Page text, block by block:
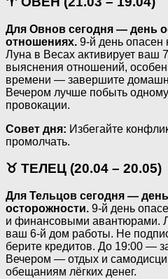
Для Овнов сегодня — день
отношениях. 9-й день опасен
Луна в Весах активирует ваш
выяснения отношений,
времени — завершите
Вечером лучше побыть
провокации.
Совет дня: Избегайте
промолчать.
♉ ТЕЛЕЦ (20.04 – 20.05)
Для Тельцов сегодня —
осторожности. 9-й день
и финансовыми авантюрами.
ваш 6-й дом работы. Не
берите кредитов. До 19:00 —
Вечером — отдых и
обещаниям лёгких денег.